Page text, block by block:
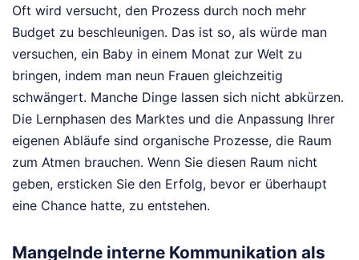
Oft wird versucht, den Prozess durch noch mehr
Budget zu beschleunigen. Das ist so, als würde man
versuchen, ein Baby in einem Monat zur Welt zu
bringen, indem man neun Frauen gleichzeitig
schwängert. Manche Dinge lassen sich nicht abkürzen.
Die Lernphasen des Marktes und die Anpassung Ihrer
eigenen Abläufe sind organische Prozesse, die Raum
zum Atmen brauchen. Wenn Sie diesen Raum nicht
geben, ersticken Sie den Erfolg, bevor er überhaupt
eine Chance hatte, zu entstehen.
Mangelnde interne Kommunikation als